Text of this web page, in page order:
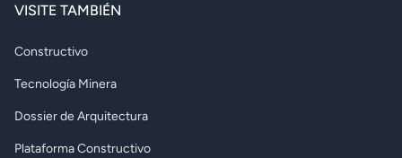
VISITE TAMBIÉN
Constructivo
Tecnología Minera
Dossier de Arquitectura
Plataforma Constructivo